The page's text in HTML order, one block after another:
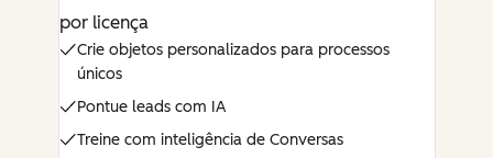
por licença
Crie objetos personalizados para processos
únicos
Pontue leads com IA
Treine com inteligência de Conversas